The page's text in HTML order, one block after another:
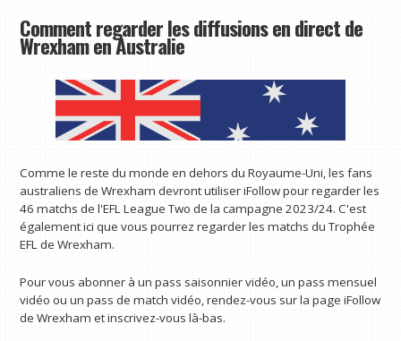
Comment regarder les diffusions en direct de
Wrexham en Australie
Comme le reste du monde en dehors du Royaume-Uni, les fans
australiens de Wrexham devront utiliser iFollow pour regarder les
46 matchs de l'EFL League Two de la campagne 2023/24. C'est
également ici que vous pourrez regarder les matchs du Trophée
EFL de Wrexham.
Pour vous abonner à un pass saisonnier vidéo, un pass mensuel
vidéo ou un pass de match vidéo, rendez-vous sur la page iFollow
de Wrexham et inscrivez-vous là-bas.